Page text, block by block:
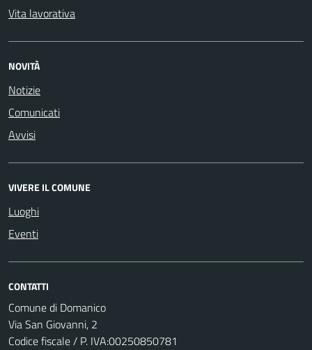
Vita lavorativa
NOVITÀ
Notizie
Comunicati
Avvisi
VIVERE IL COMUNE
Luoghi
Eventi
CONTATTI
Comune di Domanico
Via San Giovanni, 2
Codice fiscale / P. IVA:00250850781